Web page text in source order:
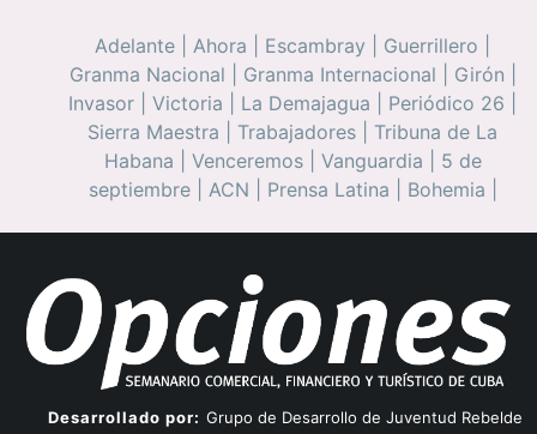
Adelante Ahora Escambray Guerrillero
Granma Nacional
Granma Internacional Girón
Invasor
Victoria La Demajagua Periódico 26
Sierra Maestra
Trabajadores
Tribuna de La
Habana
Venceremos| Vanguardia
5 de
septiembre| ACN Prensa Latina Bohemia
Desarrollado por: Grupo de Desarrollo de Juventud Rebelde